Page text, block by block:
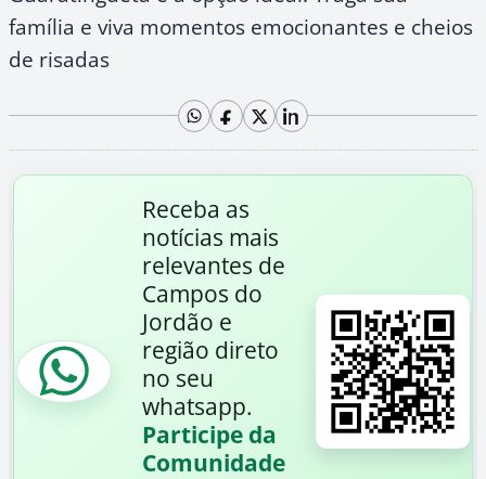
família e viva momentos emocionantes e cheios
de risadas
Receba as
notícias mais
relevantes de
Campos do
Jordão e
região direto
no seu
whatsapp.
Participe da
Comunidade